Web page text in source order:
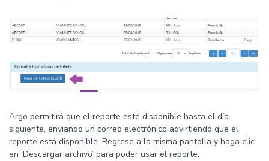
Argo permitirá que el reporte esté disponible hasta el día
siguiente, enviando un correo electrónico advirtiendo que el
reporte está disponible. Regrese a la misma pantalla y haga clic
en ‘Descargar archivo’ para poder usar el reporte.